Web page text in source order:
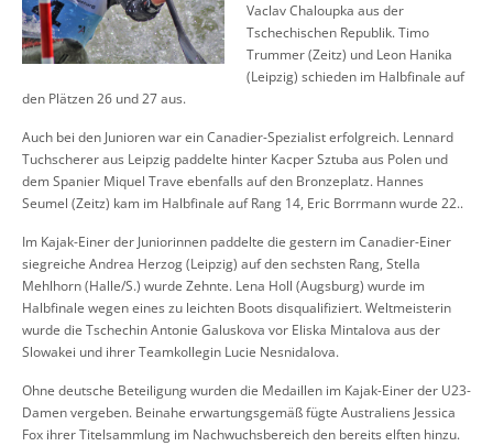
Vaclav Chaloupka aus der
Tschechischen Republik. Timo
Trummer (Zeitz) und Leon Hanika
(Leipzig) schieden im Halbfinale auf
den Plätzen 26 und 27 aus.
Auch bei den Junioren war ein Canadier-Spezialist erfolgreich. Lennard
Tuchscherer aus Leipzig paddelte hinter Kacper Sztuba aus Polen und
dem Spanier Miquel Trave ebenfalls auf den Bronzeplatz. Hannes
Seumel (Zeitz) kam im Halbfinale auf Rang 14, Eric Borrmann wurde 22..
Im Kajak-Einer der Juniorinnen paddelte die gestern im Canadier-Einer
siegreiche Andrea Herzog (Leipzig) auf den sechsten Rang, Stella
Mehlhorn (Halle/S.) wurde Zehnte. Lena Holl (Augsburg) wurde im
Halbfinale wegen eines zu leichten Boots disqualifiziert. Weltmeisterin
wurde die Tschechin Antonie Galuskova vor Eliska Mintalova aus der
Slowakei und ihrer Teamkollegin Lucie Nesnidalova.
Ohne deutsche Beteiligung wurden die Medaillen im Kajak-Einer der U23-
Damen vergeben. Beinahe erwartungsgemäß fügte Australiens Jessica
Fox ihrer Titelsammlung im Nachwuchsbereich den bereits elften hinzu.